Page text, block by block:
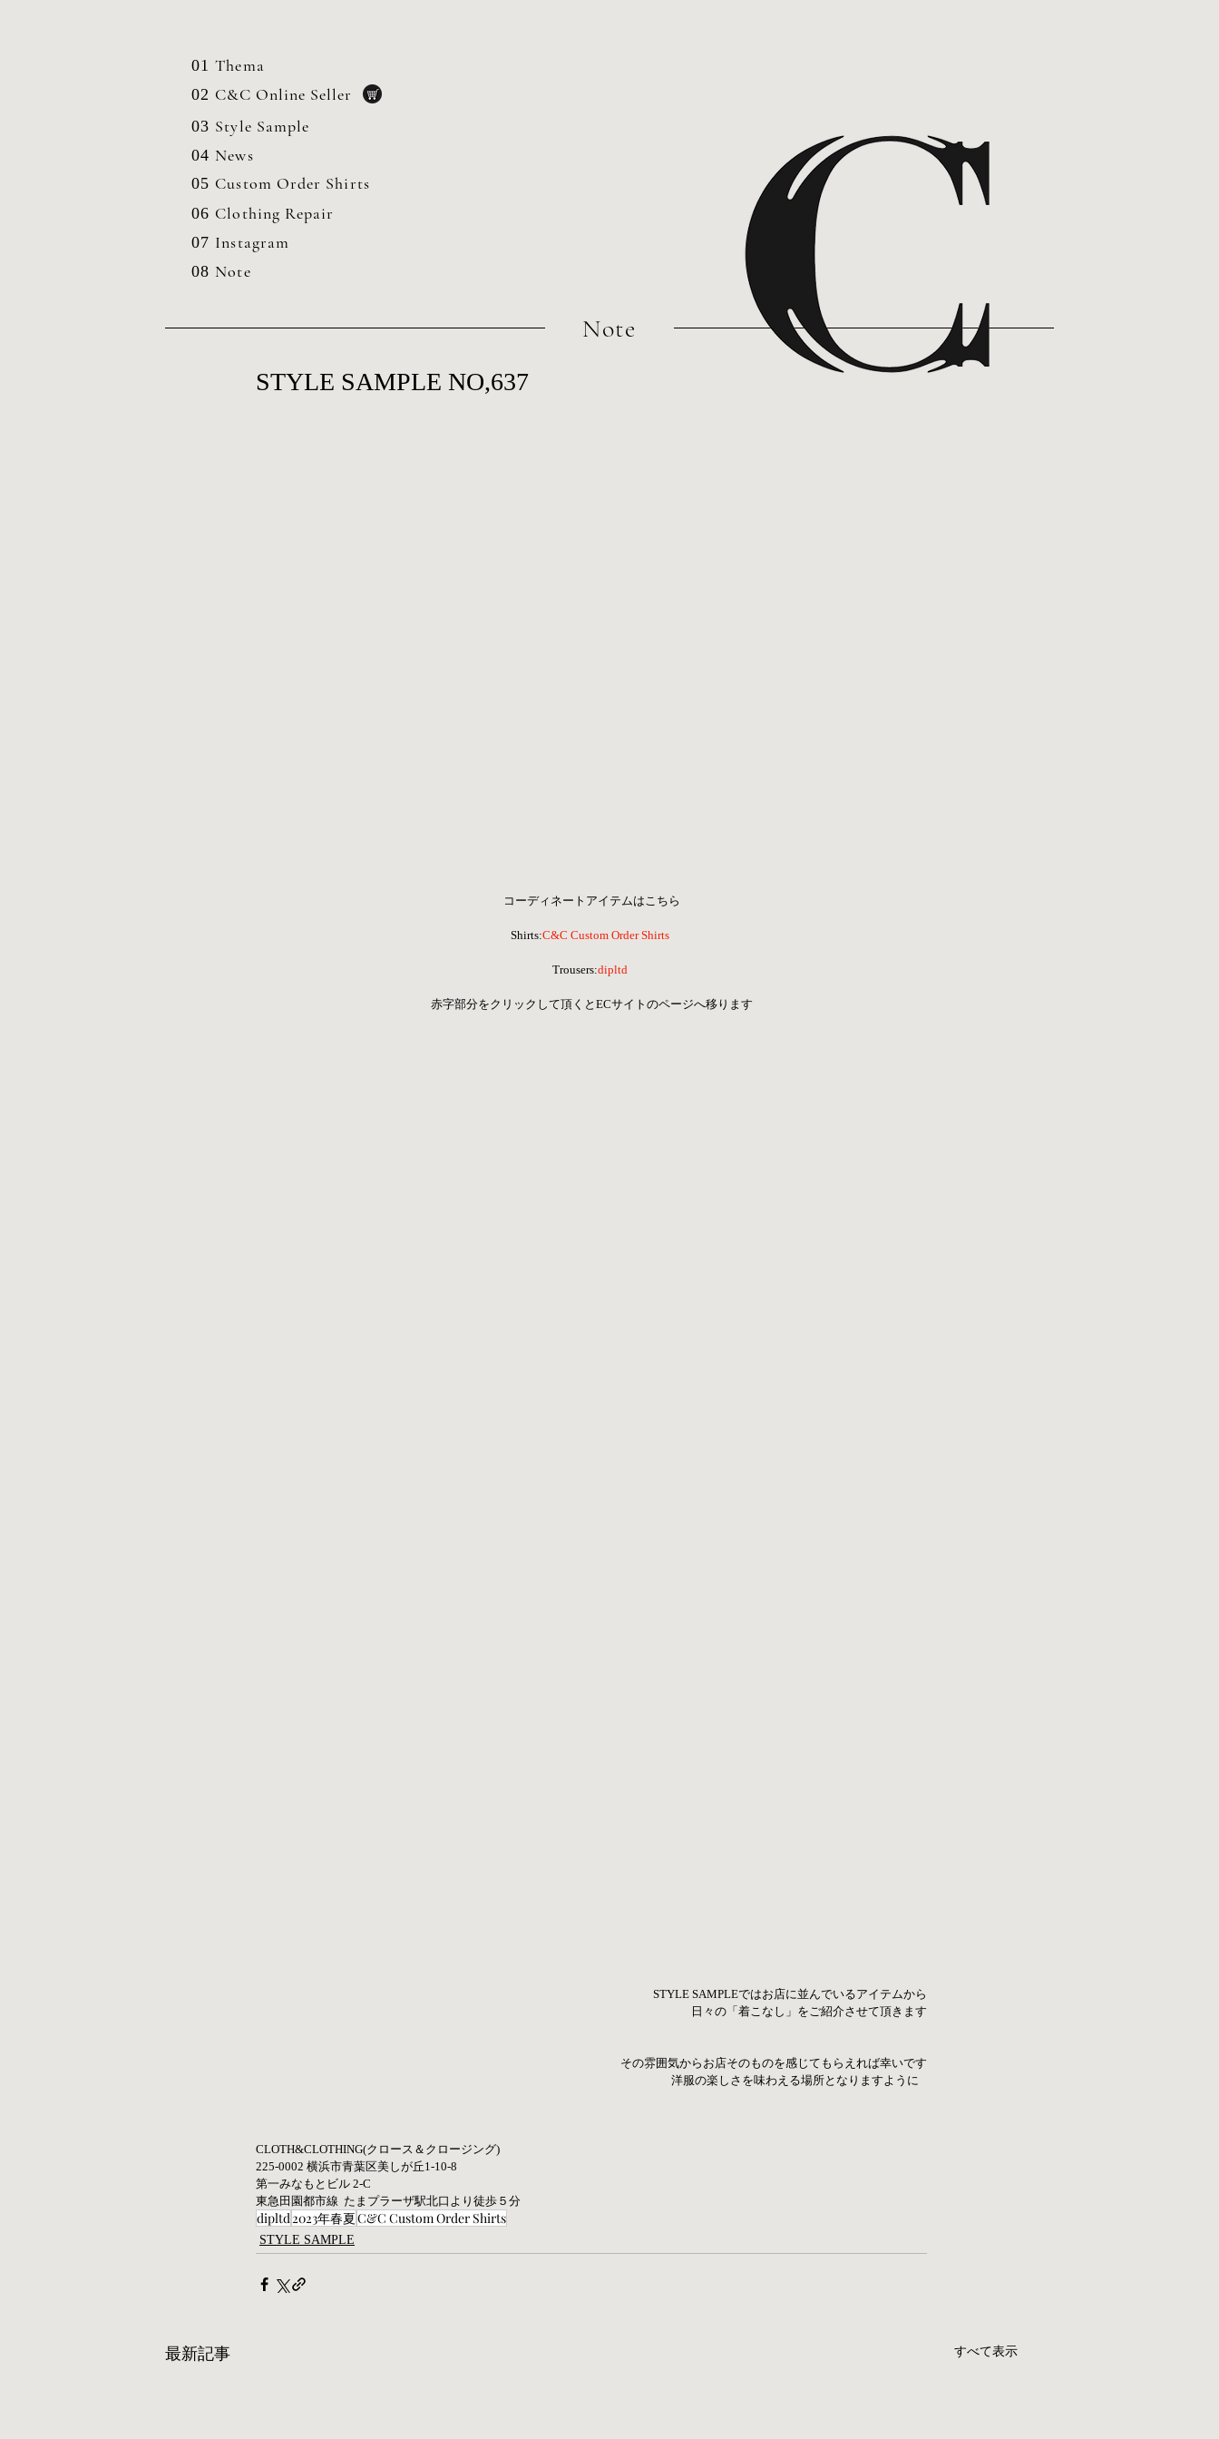
01 Thema
02 C&C Online Seller
03 Style Sample
04 News
05 Custom Order Shirts
06 Clothing Repair
07 Instagram
08 Note
​Note
STYLE SAMPLE NO,637
コーディネートアイテムはこちら
Shirts:C&C Custom Order Shirts
Trousers:dipltd
赤字部分をクリックして頂くとECサイトのページへ移ります
STYLE SAMPLEではお店に並んでいるアイテムから
日々の「着こなし」をご紹介させて頂きます
その雰囲気からお店そのものを感じてもらえれば幸いです
洋服の楽しさを味わえる場所となりますように
CLOTH&CLOTHING(クロース＆クロージング)
225-0002 横浜市青葉区美しが丘1-10-8
第一みなもとビル 2-C
東急田園都市線  たまプラーザ駅北口より徒歩５分
dipltd2023年春夏C&C Custom Order Shirts
STYLE SAMPLE
最新記事 すべて表示